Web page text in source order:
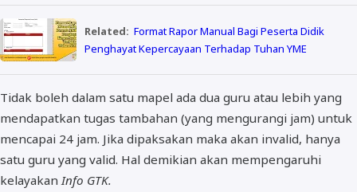
Related: Format Rapor Manual Bagi Peserta Didik
Penghayat Kepercayaan Terhadap Tuhan YME
Tidak boleh dalam satu mapel ada dua guru atau lebih yang
mendapatkan tugas tambahan (yang mengurangi jam) untuk
mencapai 24 jam. Jika dipaksakan maka akan invalid, hanya
satu guru yang valid. Hal demikian akan mempengaruhi
kelayakanInfo GTK.